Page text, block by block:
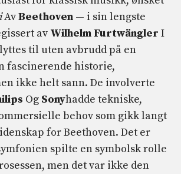
AvBeethoven — i sin lengste
av Wilhelm Furtwängler I
til uten avbrudd på en
fascinerende historie,
ikke helt sann. De involverte
Og Sonyhadde tekniske,
behov som gikk langt
for Beethoven. Det er
spilte en symbolsk rolle
men det var ikke den